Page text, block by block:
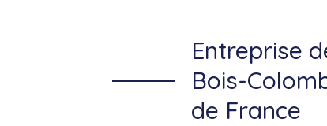
Entreprise
Bois-
de France